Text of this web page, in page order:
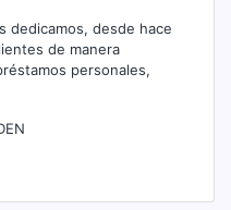
dedicamos, desde hace
de manera
personales,